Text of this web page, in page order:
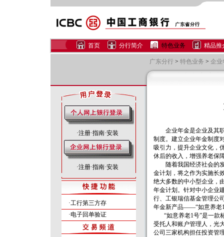
首页 分行简介 特色业务 精品推
广东分行 > 特色业务 > 企业
·注册·指南·安装
·注册·指南·安装
·工行第三方存
·电子回单验证
企业年金是企业及其职
制度。建立企业年金制度
吸引力，提升企业文化，
休后的收入，增强养老保
随着我国经济社会的发
金计划，将之作为实施长
绝大多数的中小型企业，
年金计划。针对中小企业
行、工银瑞信基金管理公
年金新产品——“如意养老
“如意养老1号”是一款
受托人和账户管理人，光
公司三家机构担任投资管